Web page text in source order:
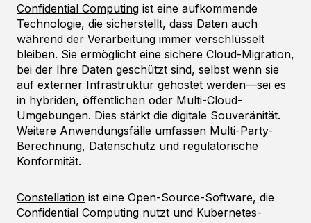
Confidential Computing ist eine aufkommende
Technologie, die sicherstellt, dass Daten auch
während der Verarbeitung immer verschlüsselt
bleiben. Sie ermöglicht eine sichere Cloud-Migration,
bei der Ihre Daten geschützt sind, selbst wenn sie
auf externer Infrastruktur gehostet werden—sei es
in hybriden, öffentlichen oder Multi-Cloud-
Umgebungen. Dies stärkt die digitale Souveränität.
Weitere Anwendungsfälle umfassen Multi-Party-
Berechnung, Datenschutz und regulatorische
Konformität.
Constellation ist eine Open-Source-Software, die
Confidential Computing nutzt und Kubernetes-